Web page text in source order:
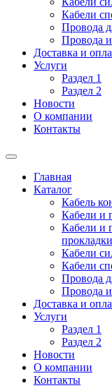
Кабели
Провода
Провода
Доставка и
Услуги
Раздел 1
Раздел 2
Новости
О компании
Контакты
Главная
Каталог
Кабель
Кабели и
Кабели и
прокладки
Кабели
Кабели
Провода
Провода
Доставка и
Услуги
Раздел 1
Раздел 2
Новости
О компании
Контакты